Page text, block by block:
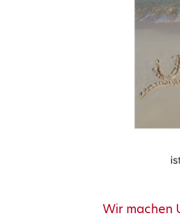
Wir machen